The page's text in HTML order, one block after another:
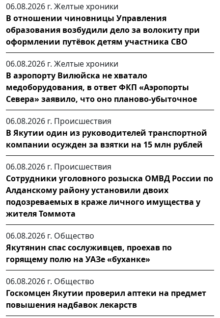
06.08.2026 г. Желтые хроники
В отношении чиновницы Управления
образования возбудили дело за волокиту при
оформлении путёвок детям участника СВО
06.08.2026 г. Желтые хроники
В аэропорту Вилюйска не хватало
медоборудования, в ответ ФКП «Аэропорты
Севера» заявило, что оно планово-убыточное
06.08.2026 г. Происшествия
В Якутии один из руководителей транспортной
компании осужден за взятки на 15 млн рублей
06.08.2026 г. Происшествия
Сотрудники уголовного розыска ОМВД России по
Алданскому району установили двоих
подозреваемых в краже личного имущества у
жителя Томмота
06.08.2026 г. Общество
Якутянин спас сослуживцев, проехав по
горящему полю на УАЗе «буханке»
06.08.2026 г. Общество
Госкомцен Якутии проверил аптеки на предмет
повышения надбавок лекарств